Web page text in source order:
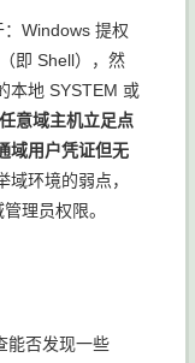
Windows 提权
（即 Shell），然
本地 SYSTEM 或
意域主机立足点
域用户凭证但无
域环境的弱点，
理员权限。
能否发现一些